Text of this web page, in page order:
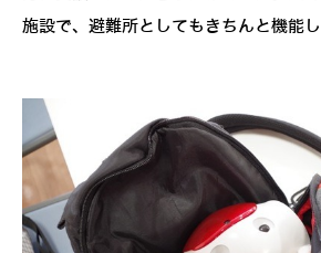
施設で、避難所としてもきちんと機能し